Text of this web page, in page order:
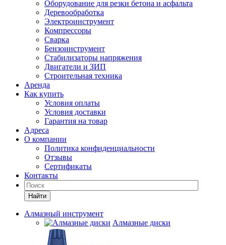
Оборудование для резки бетона и асфальта
Деревообработка
Электроинструмент
Компрессоры
Сварка
Бензоинструмент
Стабилизаторы напряжения
Двигатели и ЗИП
Строительная техника
Аренда
Как купить
Условия оплаты
Условия доставки
Гарантия на товар
Адреса
О компании
Политика конфиденциальности
Отзывы
Сертификаты
Контакты
Найти
Алмазный инструмент
Алмазные диски